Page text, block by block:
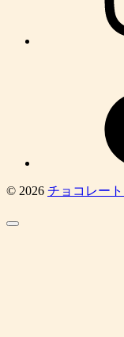
© 2026 チョコレー